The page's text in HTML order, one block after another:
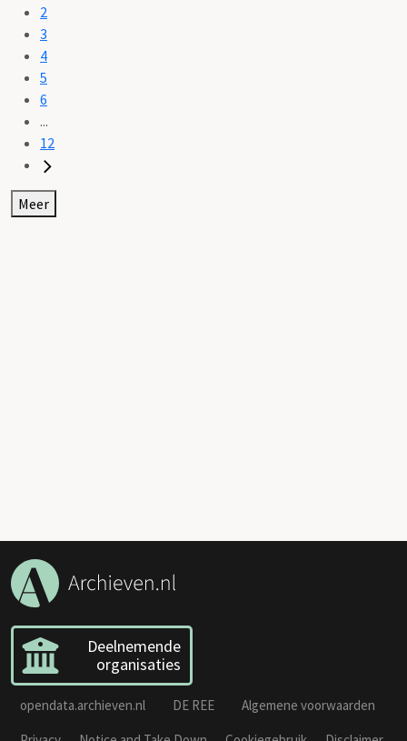
2
3
4
5
6
...
12
Meer
Deelnemende
organisaties
opendata.archieven.nl DE REE
Algemene voorwaarden